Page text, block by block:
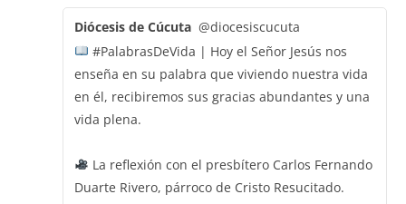
Diócesis de Cúcuta @diocesiscucuta
#PalabrasDeVida | Hoy el Señor Jesús nos
enseña en su palabra que viviendo nuestra vida
en él, recibiremos sus gracias abundantes y una
vida plena.
La reflexión con el presbítero Carlos Fernando
Duarte Rivero, párroco de Cristo Resucitado.